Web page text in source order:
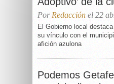
Por Redacción el 22
El Gobierno local
su vínculo con el
afición azulona
Podemos